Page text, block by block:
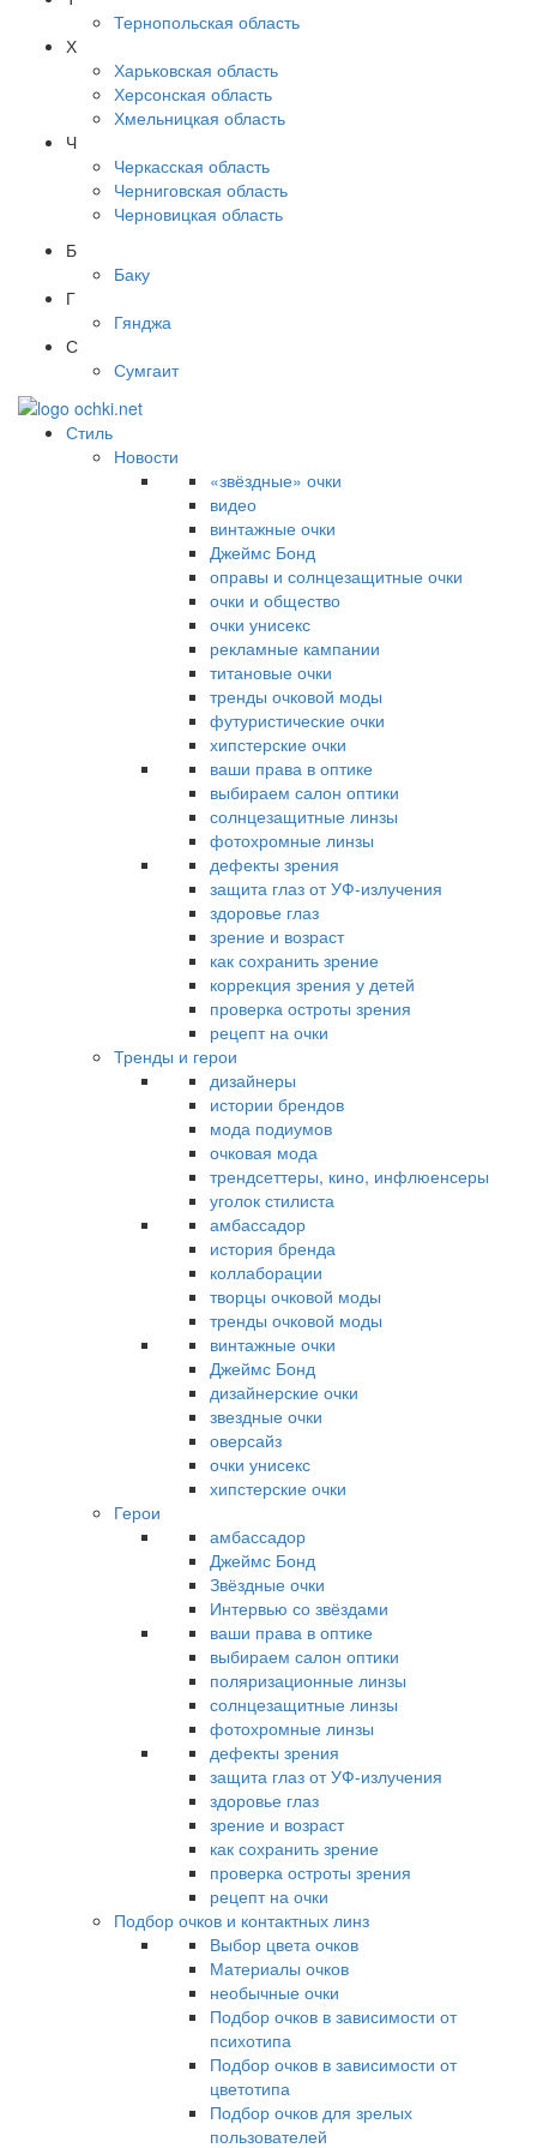
Тернопольская область
Х
Харьковская область
Херсонская область
Хмельницкая область
Ч
Черкасская область
Черниговская область
Черновицкая область
Б
Баку
Г
Гянджа
С
Сумгаит
Стиль
Новости
«звёздные» очки
видео
винтажные очки
Джеймс Бонд
оправы и солнцезащитные очки
очки и общество
очки унисекс
рекламные кампании
титановые очки
тренды очковой моды
футуристические очки
хипстерские очки
ваши права в оптике
выбираем салон оптики
солнцезащитные линзы
фотохромные линзы
дефекты зрения
защита глаз от УФ-излучения
здоровье глаз
зрение и возраст
как сохранить зрение
коррекция зрения у детей
проверка остроты зрения
рецепт на очки
Тренды и герои
дизайнеры
истории брендов
мода подиумов
очковая мода
трендсеттеры, кино, инфлюенсеры
уголок стилиста
амбассадор
история бренда
коллаборации
творцы очковой моды
тренды очковой моды
винтажные очки
Джеймс Бонд
дизайнерские очки
звездные очки
оверсайз
очки унисекс
хипстерские очки
Герои
амбассадор
Джеймс Бонд
Звёздные очки
Интервью со звёздами
ваши права в оптике
выбираем салон оптики
поляризационные линзы
солнцезащитные линзы
фотохромные линзы
дефекты зрения
защита глаз от УФ-излучения
здоровье глаз
зрение и возраст
как сохранить зрение
проверка остроты зрения
рецепт на очки
Подбор очков и контактных линз
Выбор цвета очков
Материалы очков
необычные очки
Подбор очков в зависимости от
психотипа
Подбор очков в зависимости от
цветотипа
Подбор очков для зрелых
пользователей